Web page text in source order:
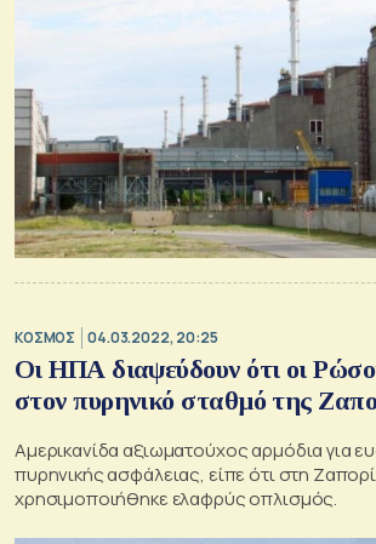
ΚΟΣΜΟΣ 04.03.2022, 20:25
Οι ΗΠΑ διαψεύδουν ότι οι
στον πυρηνικό σταθμό της
Αμερικανίδα αξιωματούχος αρμόδια για
πυρηνικής ασφάλειας, είπε ότι στη
χρησιμοποιήθηκε ελαφρύς οπλισμός.